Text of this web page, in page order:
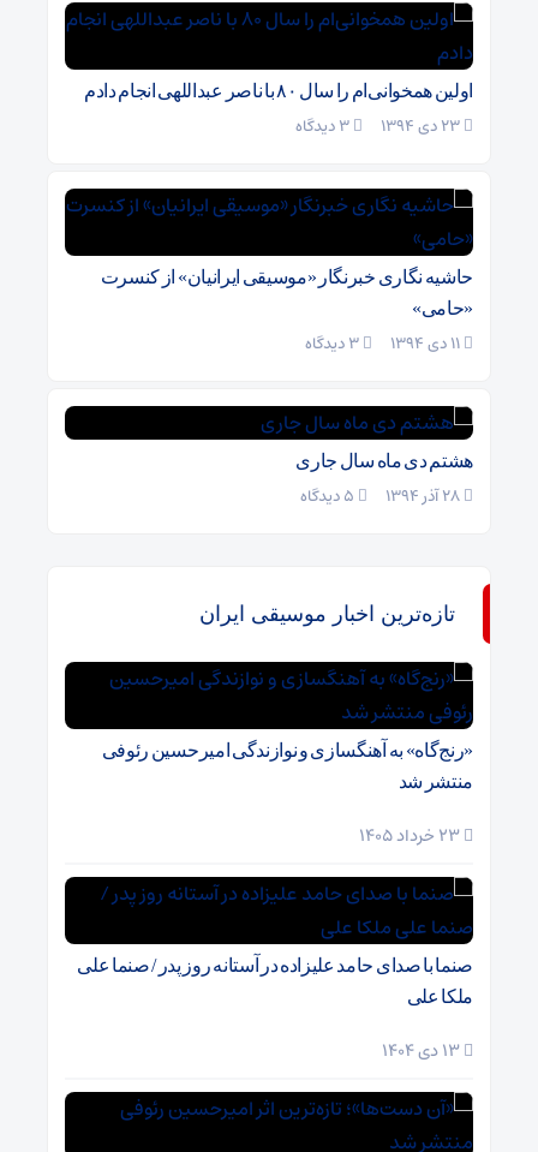
اولین همخوانی‌ام را سال ۸۰ با ناصر عبداللهی انجام دادم
۳ دیدگاه
حاشیه نگاری خبرنگار «موسیقی ایرانیان» از کنسرت
«حامی»
۳ دیدگاه
هشتم دی ماه سال جاری
۵ دیدگاه
تازه‌ترین اخبار موسیقی ایران
«رنج‌گاه» به آهنگسازی و نوازندگی امیرحسین رئوفی
منتشر شد
صنما با صدای حامد علیزاده در آستانه روز پدر / صنما علی
ملکا علی